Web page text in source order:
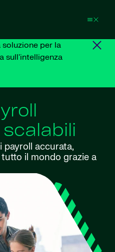
per la
sull'intelligenza
accurata,
il mondo grazie a